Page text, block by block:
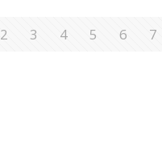
2 3 4 5 6 7